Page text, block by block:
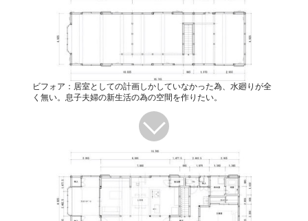
ビフォア：居室としての計画しかしていなかった為、水廻りが全
く無い。息子夫婦の新生活の為の空間を作りたい。